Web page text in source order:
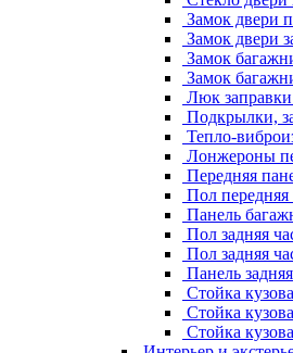
Замок двери
Замок двери
Замок
Замок
Люк
Подкрылки,
Тепло-
Лонжероны
Передняя
Пол передняя
Панель
Пол задняя
Пол задняя
Панель задняя
Стойка
Стойка
Стойка